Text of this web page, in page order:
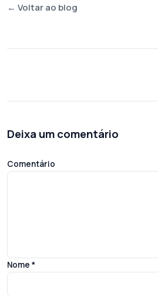
← Voltar ao blog
Deixa um comentário
Comentário
Nome *